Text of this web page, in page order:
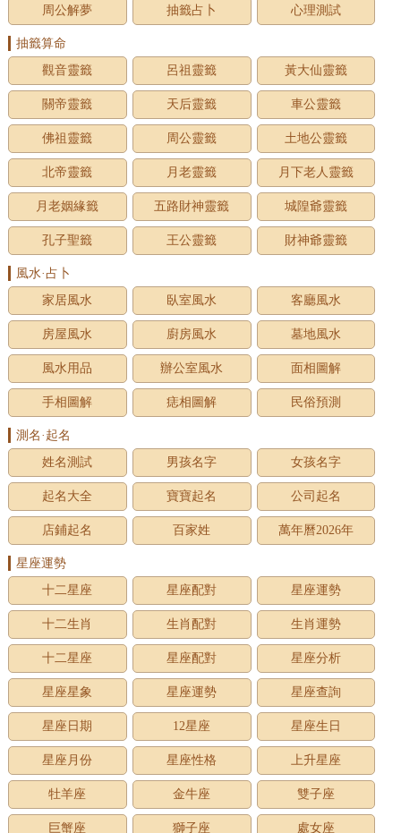
周公解夢
抽籤占卜 心理測試
抽籤算命
觀音靈籤
呂祖靈籤 黃大仙靈籤
關帝靈籤 天后靈籤 車公靈籤
佛祖靈籤 周公靈籤 土地公靈籤
北帝靈籤 月老靈籤 月下老人靈籤
月老姻緣籤 五路財神靈籤 城隍爺靈籤
孔子聖籤 王公靈籤 財神爺靈籤
風水·占卜
家居風水
臥室風水 客廳風水
房屋風水 廚房風水 墓地風水
風水用品 辦公室風水 面相圖解
手相圖解 痣相圖解 民俗預測
測名·起名
姓名測試
男孩名字 女孩名字
起名大全 寶寶起名 公司起名
店鋪起名 百家姓 萬年曆2026年
星座運勢
十二星座
星座配對 星座運勢
十二生肖 生肖配對 生肖運勢
十二星座 星座配對 星座分析
星座星象 星座運勢 星座查詢
星座日期 12星座 星座生日
星座月份 星座性格 上升星座
牡羊座 金牛座 雙子座
巨蟹座 獅子座 處女座